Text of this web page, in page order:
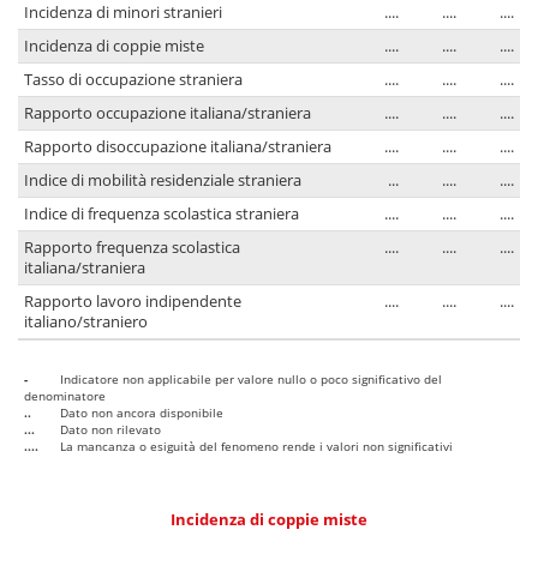
Incidenza di minori stranieri
.... ....
....
Incidenza di coppie miste
.... ....
....
Tasso di occupazione straniera
.... ....
....
Rapporto occupazione italiana/straniera
.... ....
....
Rapporto disoccupazione italiana/straniera
.... ....
....
Indice di mobilità residenziale straniera
... ....
....
Indice di frequenza scolastica straniera
.... ....
....
Rapporto frequenza scolastica
italiana/straniera
.... .... ....
Rapporto lavoro indipendente
italiano/straniero
.... .... ....
-
Indicatore non applicabile per valore nullo o poco significativo del
denominatore
..
Dato non ancora disponibile
...
Dato non rilevato
....
La mancanza o esiguità del fenomeno rende i valori non significativi
Incidenza di coppie miste